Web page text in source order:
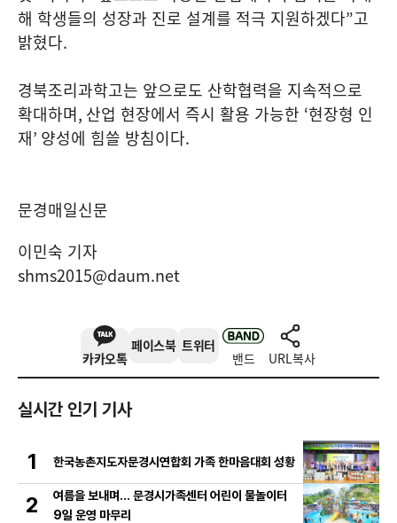
해 학생들의 성장과 진로 설계를 적극 지원하겠다”고
밝혔다.
경북조리과학고는 앞으로도 산학협력을 지속적으로
확대하며, 산업 현장에서 즉시 활용 가능한 ‘현장형 인
재’ 양성에 힘쓸 방침이다.
문경매일신문
이민숙 기자
shms2015@daum.net
카카오톡
페이스북 트위터
밴드 URL복사
실시간 인기 기사
1 한국농촌지도자문경시연합회 가족 한마음대회 성황
2
여름을 보내며… 문경시가족센터 어린이 물놀이터
9일 운영 마무리